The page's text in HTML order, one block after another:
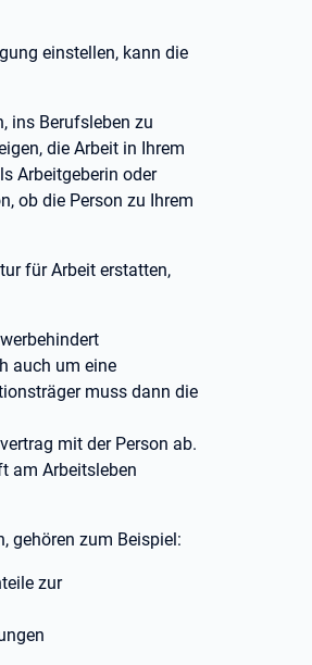
einstellen, kann die
ins Berufsleben zu
die Arbeit in Ihrem
Arbeitgeberin oder
ob die Person zu Ihrem
für Arbeit erstatten,
auch um eine
muss dann die
mit der Person ab.
am Arbeitsleben
gehören zum Beispiel:
zur